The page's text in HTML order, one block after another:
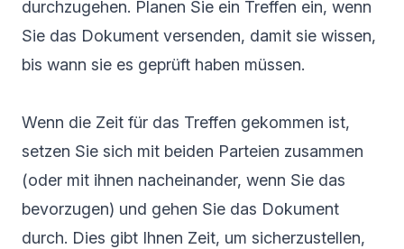
durchzugehen. Planen Sie ein Treffen ein, wenn
Sie das Dokument versenden, damit sie wissen,
bis wann sie es geprüft haben müssen.
Wenn die Zeit für das Treffen gekommen ist,
setzen Sie sich mit beiden Parteien zusammen
(oder mit ihnen nacheinander, wenn Sie das
bevorzugen) und gehen Sie das Dokument
durch. Dies gibt Ihnen Zeit, um sicherzustellen,